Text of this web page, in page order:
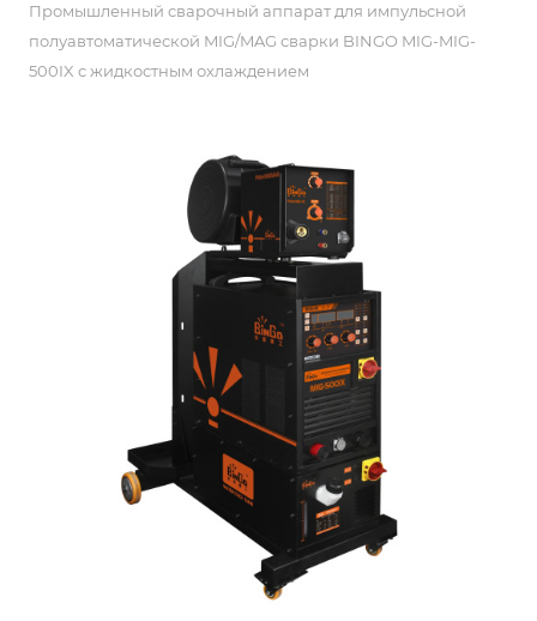
Промышленный сварочный аппарат для импульсной
полуавтоматической MIG/MAG сварки BINGO MIG-MIG-
500IX с жидкостным охлаждением